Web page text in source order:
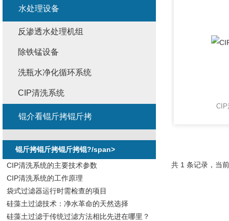
CIP
共 1 条记录，当
水处理设备
反渗透水处理机组
除铁锰设备
洗瓶水净化循环系统
CIP清洗系统
锟介看锟斤拷锟斤拷
锟斤拷锟斤拷锟斤拷锟?/span>
CIP清洗系统的主要技术参数
CIP清洗系统的工作原理
袋式过滤器运行时需检查的项目
硅藻土过滤技术：净水革命的天然选择
硅藻土过滤于传统过滤方法相比先进在哪里？